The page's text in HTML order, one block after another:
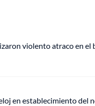
violento atraco en el
en establecimiento del